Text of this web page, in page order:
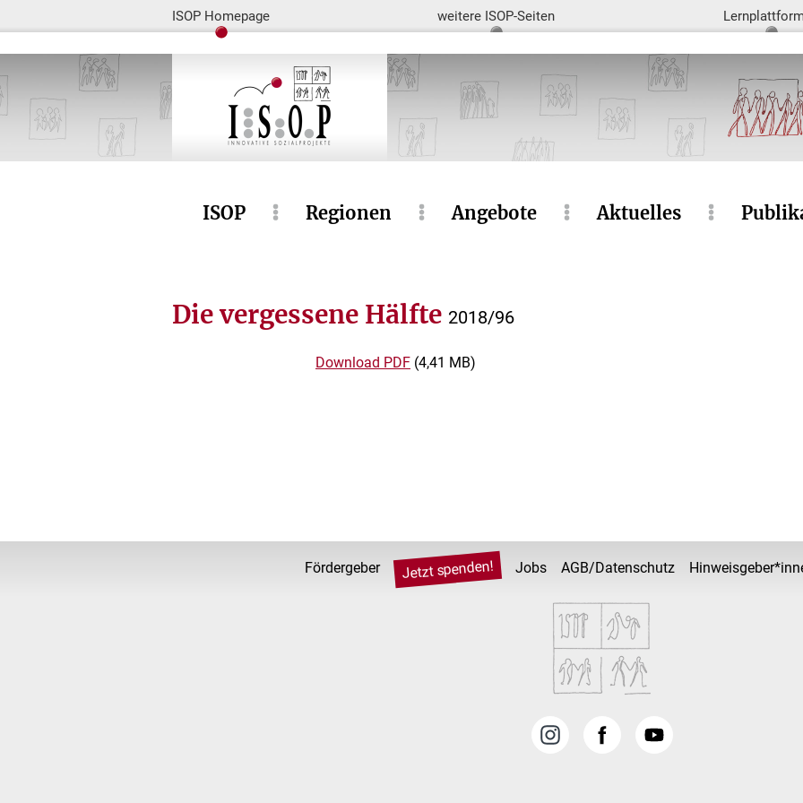
ISOP Homepage weitere ISOP-Seiten
ISOP Regionen Angebote Aktuelles
Die vergessene Hälfte 2018/96
Download PDF (4,41 MB)
Fördergeber Jetzt spenden! Jobs AGB/Datenschutz